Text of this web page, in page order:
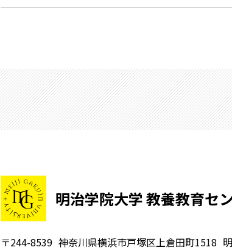
明治学院大学 教養教育セ
〒244-8539 神奈川県横浜市戸塚区上倉田町1518